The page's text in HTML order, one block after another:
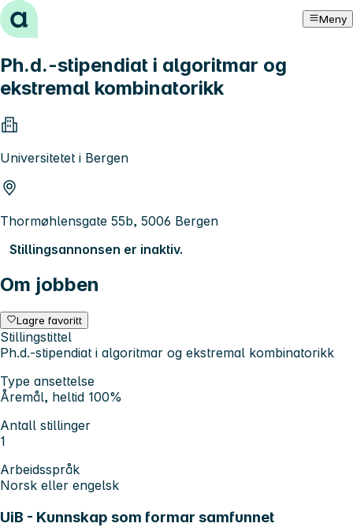
Hopp til innhold Meny
Ph.d.-stipendiat i algoritmar og
ekstremal kombinatorikk
Universitetet i Bergen
Thormøhlensgate 55b, 5006 Bergen
Stillingsannonsen er inaktiv.
Om jobben
Lagre favoritt
Stillingstittel
Ph.d.-stipendiat i algoritmar og ekstremal kombinatorikk
Type ansettelse
Åremål, heltid 100%
Antall stillinger
1
Arbeidsspråk
Norsk eller engelsk
UiB - Kunnskap som formar samfunnet